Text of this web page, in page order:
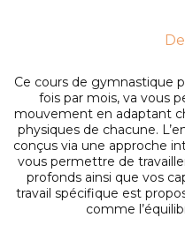
Ce cours de gymnastique
fois par mois, va vous
mouvement en adaptant
physiques de chacune.
conçus via une approche
vous permettre de
profonds ainsi que vos
travail spécifique est
comme